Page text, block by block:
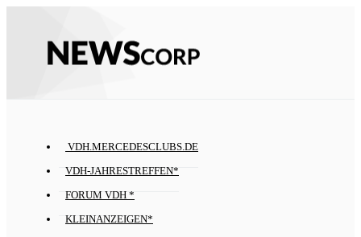
VDH.MERCEDESCLUBS.DE
VDH-JAHRESTREFFEN*
FORUM VDH *
KLEINANZEIGEN*